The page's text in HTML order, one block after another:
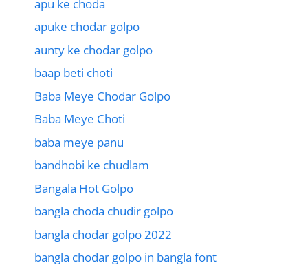
apu ke choda
apuke chodar golpo
aunty ke chodar golpo
baap beti choti
Baba Meye Chodar Golpo
Baba Meye Choti
baba meye panu
bandhobi ke chudlam
Bangala Hot Golpo
bangla choda chudir golpo
bangla chodar golpo 2022
bangla chodar golpo in bangla font